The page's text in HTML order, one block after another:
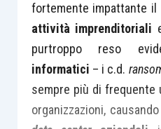
fortemente impattante il
attività imprenditoriali
purtroppo reso
informatici – i c.d.
sempre più di frequente
organizzazioni,